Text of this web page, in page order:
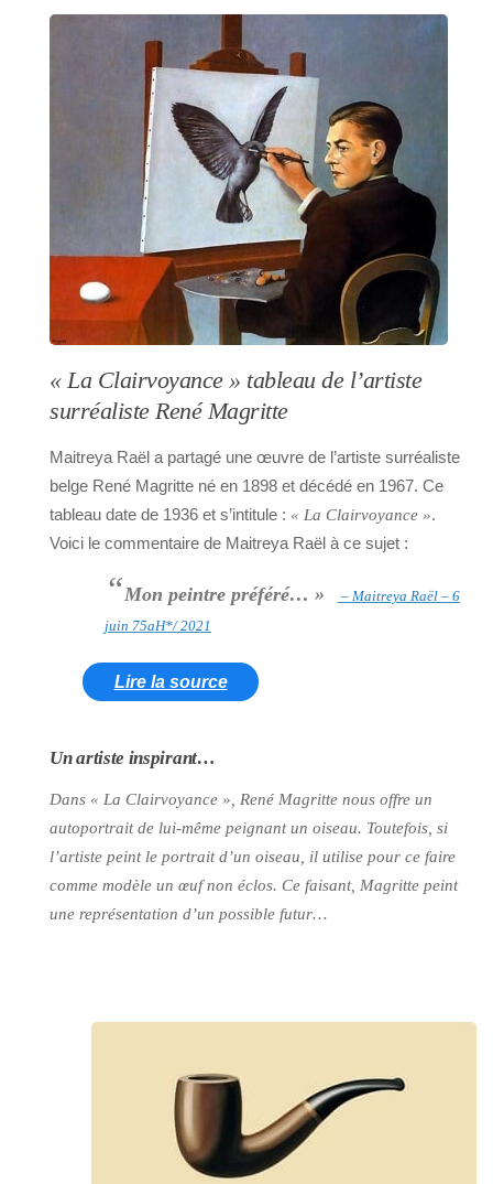
« La Clairvoyance » tableau de l’artiste
surréaliste René Magritte
Maitreya Raël a partagé une œuvre de l’artiste surréaliste
belge René Magritte né en 1898 et décédé en 1967. Ce
tableau date de 1936 et s’intitule : « La Clairvoyance ».
Voici le commentaire de Maitreya Raël à ce sujet :
“Mon peintre préféré… »
– Maitreya Raël – 6
juin 75aH*/ 2021
Lire la source
Un artiste inspirant…
Dans « La Clairvoyance », René Magritte nous offre un
autoportrait de lui-même peignant un oiseau. Toutefois, si
l’artiste peint le portrait d’un oiseau, il utilise pour ce faire
comme modèle un œuf non éclos. Ce faisant, Magritte peint
une représentation d’un possible futur…